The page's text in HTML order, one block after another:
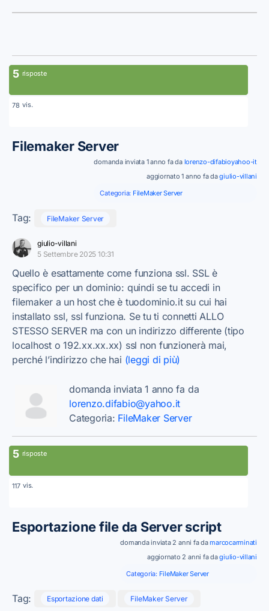
5 risposte
78 vis.
Filemaker Server
domanda inviata 1 anno fa da lorenzo-difabioyahoo-it
aggiornato 1 anno fa dagiulio-villani
Categoria: FileMaker Server
Tag: FileMaker Server
giulio-villani
5 Settembre 2025 10:31
Quello è esattamente come funziona ssl. SSL è
specifico per un dominio: quindi se tu accedi in
filemaker a un host che è tuodominio.it su cui hai
installato ssl, ssl funziona. Se tu ti connetti ALLO
STESSO SERVER ma con un indirizzo differente (tipo
localhost o 192.xx.xx.xx) ssl non funzionerà mai,
perché l’indirizzo che hai (leggi di più)
domanda inviata 1 anno fa da
lorenzo.difabio@yahoo.it
Categoria: FileMaker Server
5 risposte
117 vis.
Esportazione file da Server script
domanda inviata 2 anni fa damarcocarminati
aggiornato 2 anni fa dagiulio-villani
Categoria: FileMaker Server
Tag: Esportazione dati FileMaker Server